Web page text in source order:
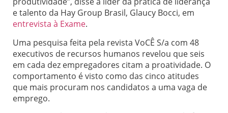
e talento da Hay Group Brasil, Glaucy Bocci, em
entrevista à Exame.
Uma pesquisa feita pela revista VoCÊ S/a com 48
executivos de recursos humanos revelou que seis
em cada dez empregadores citam a proatividade. O
comportamento é visto como das cinco atitudes
que mais procuram nos candidatos a uma vaga de
emprego.